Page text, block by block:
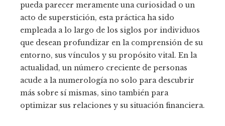
pueda parecer meramente una curiosidad o un
acto de superstición, esta práctica ha sido
empleada a lo largo de los siglos por individuos
que desean profundizar en la comprensión de su
entorno, sus vínculos y su propósito vital. En la
actualidad, un número creciente de personas
acude a la numerología no solo para descubrir
más sobre sí mismas, sino también para
optimizar sus relaciones y su situación financiera.